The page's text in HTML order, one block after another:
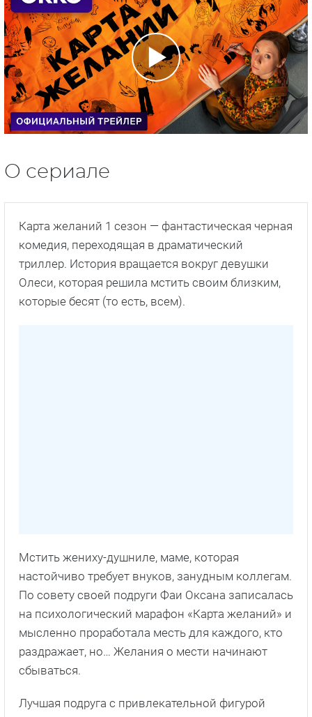
О сериале
Карта желаний 1 сезон — фантастическая черная
комедия, переходящая в драматический
триллер. История вращается вокруг девушки
Олеси, которая решила мстить своим близким,
которые бесят (то есть, всем).
Мстить жениху-душниле, маме, которая
настойчиво требует внуков, занудным коллегам.
По совету своей подруги Фаи Оксана записалась
на психологический марафон «Карта желаний» и
мысленно проработала месть для каждого, кто
раздражает, но… Желания о мести начинают
сбываться.
Лучшая подруга с привлекательной фигурой